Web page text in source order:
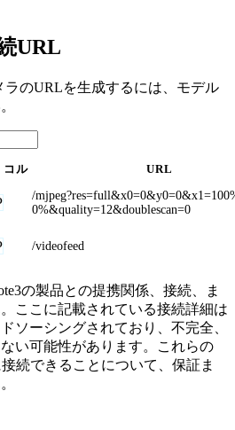
URL
ラのURLを生成するには、モデル
コル URL
/
0%&quality=12&doublescan=0
/videofeed
の製品との提携関係、接続、ま
ここに記載されている接続詳細は
ソーシングされており、不完全、
い可能性があります。これらの
続できることについて、保証ま